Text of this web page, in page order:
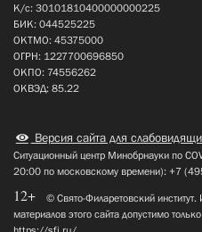
К/с: 30101810400000000225
БИК: 044525225
ОКТМО: 45375000
ОГРН: 1227700696850
ОКПО: 74556262
ОКВЭД: 85.22
Версия сайта для
Ситуационный центр Минобрнауки по
20:00 по московскому времени): +7
12+
© Свято-Филаретовский
материалов этого сайта допустимо